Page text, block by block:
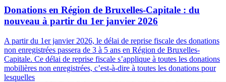
Donations en Région de Bruxelles-Capitale : du
nouveau à partir du 1er janvier 2026
A partir du 1er janvier 2026, le délai de reprise fiscale des donations
non enregistrées passera de 3 à 5 ans en Région de Bruxelles-
Capitale. Ce délai de reprise fiscale s’applique à toutes les donations
mobilières non enregistrées, c’est-à-dire à toutes les donations pour
lesquelles